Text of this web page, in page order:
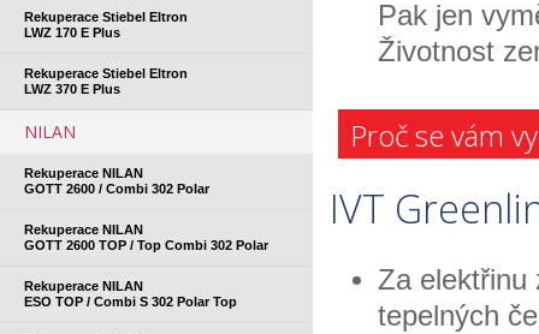
Rekuperace Stiebel Eltron
LWZ 170 E Plus
Rekuperace Stiebel Eltron
LWZ 370 E Plus
NILAN
Rekuperace NILAN
GOTT 2600 / Combi 302 Polar
Rekuperace NILAN
GOTT 2600 TOP / Top Combi 302 Polar
Rekuperace NILAN
ESO TOP / Combi S 302 Polar Top
Pak jen
Životnost
Proč se vám
IVT
Za elektřinu
tepelných